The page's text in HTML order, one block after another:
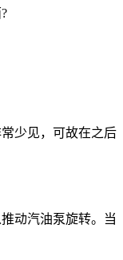
少见，可故在之后
动汽油泵旋转。当